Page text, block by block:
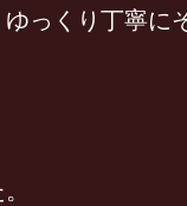
くり丁寧にそ